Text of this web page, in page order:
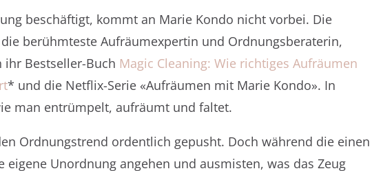
beschäftigt, kommt an Marie Kondo nicht vorbei. Die
berühmteste Aufräumexpertin und Ordnungsberaterin,
Bestseller-Buch Magic Cleaning: Wie richtiges Aufräumen
* und die Netflix-Serie «Aufräumen mit Marie Kondo». In
man entrümpelt, aufräumt und faltet.
Ordnungstrend ordentlich gepusht. Doch während die einen
Unordnung angehen und ausmisten, was das Zeug